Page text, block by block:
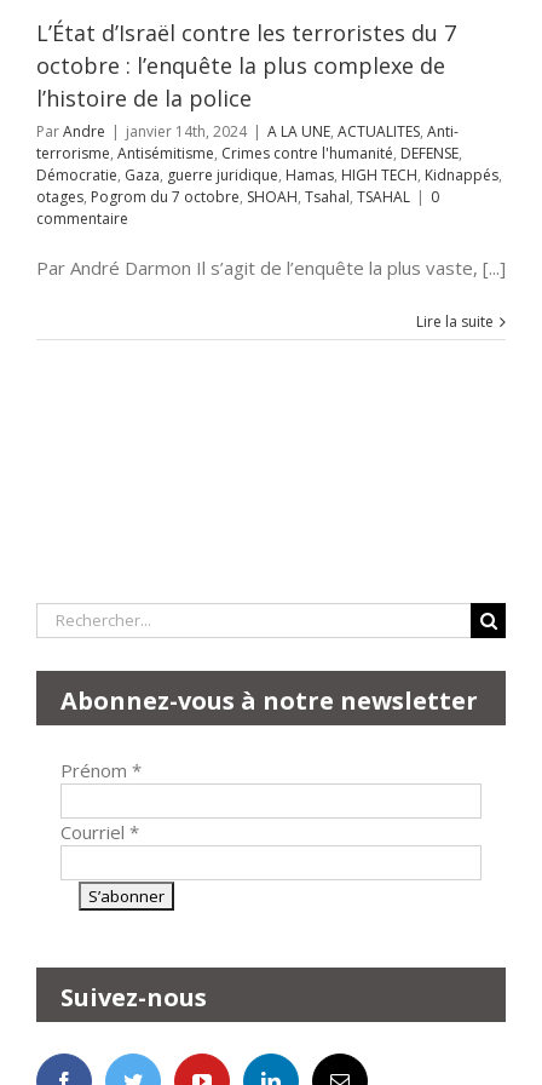
Hamas HIGH
otages
du 7 octobre
Tsahal TSAHAL
L’État d’Israël contre les terroristes du 7
octobre : l’enquête la plus complexe de
l’histoire de la police
ParAndre | janvier 14th, 2024 | A LA UNE, ACTUALITES, Anti-
terrorisme, Antisémitisme, Crimes contre l'humanité, DEFENSE,
Démocratie, Gaza, guerre juridique, Hamas, HIGH TECH, Kidnappés,
otages, Pogrom du 7 octobre, SHOAH, Tsahal, TSAHAL | 0
commentaire
Par André Darmon Il s’agit de l’enquête la plus vaste, [...]
Lire la suite
Rechercher:
Abonnez-vous à notre newsletter
Prénom *
Courriel *
Suivez-nous